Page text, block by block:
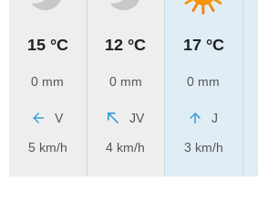
15 °C
0 mm
V
5 km/h
12 °C
0 mm
JV
4 km/h
17 °C
0 mm
J
3 km/h